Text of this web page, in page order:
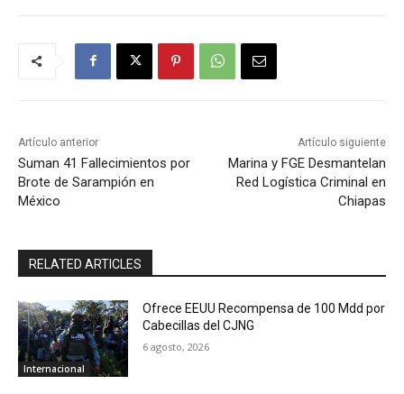
Artículo anterior
Suman 41 Fallecimientos por
Brote de Sarampión en
México
Artículo siguiente
Marina y FGE Desmantelan
Red Logística Criminal en
Chiapas
RELATED ARTICLES
Internacional
Ofrece EEUU Recompensa de 100 Mdd por
Cabecillas del CJNG
6 agosto, 2026